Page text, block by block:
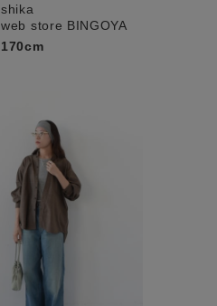
shika
web store BINGOYA
170cm